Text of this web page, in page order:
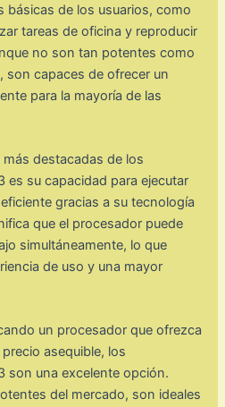
básicas de los usuarios, como
tareas de oficina y reproducir
no son tan potentes como
son capaces de ofrecer un
para la mayoría de las
destacadas de los
es su capacidad para ejecutar
gracias a su tecnología
que el procesador puede
simultáneamente, lo que
de uso y una mayor
un procesador que ofrezca
asequible, los
son una excelente opción.
del mercado, son ideales